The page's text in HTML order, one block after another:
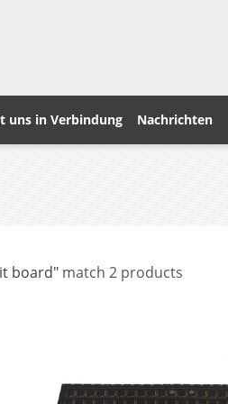
uns in Verbindung Nachrichten
board" match 2 products